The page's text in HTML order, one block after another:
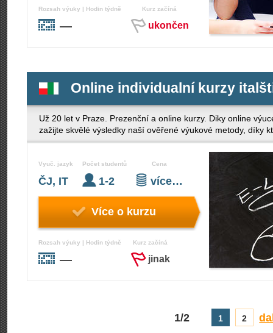
Rozsah výuky | Hodin týdně
—
Kurz začíná
ukončen
Online individualní kurzy
Už 20 let v Praze. Prezenční a online kurzy. Diky online
zažijte skvělé výsledky naší ověřené výukové metody, díky
Vyuč. jazyk
ČJ, IT
Počet studentů
1-2
Cena
více…
Více o kurzu
Rozsah výuky | Hodin týdně
—
Kurz začíná
jinak
1/2 1 2